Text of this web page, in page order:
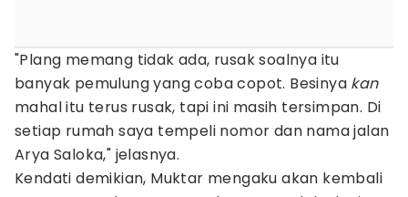
"Plang memang tidak ada, rusak soalnya itu
banyak pemulung yang coba copot. Besinya kan
mahal itu terus rusak, tapi ini masih tersimpan. Di
setiap rumah saya tempeli nomor dan nama jalan
Arya Saloka," jelasnya.
Kendati demikian, Muktar mengaku akan kembali